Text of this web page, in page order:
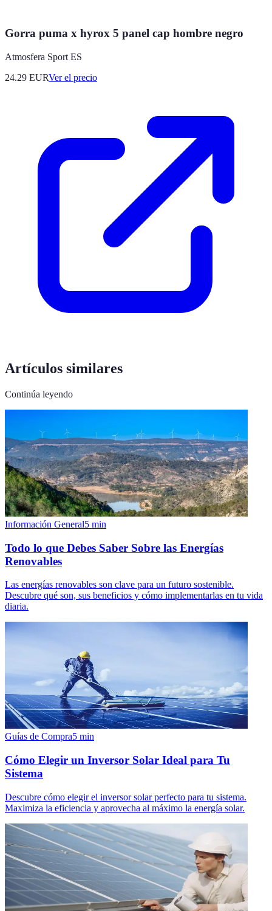
Gorra puma x hyrox 5 panel cap hombre negro
Atmosfera Sport ES
24.29 EURVer el precio
Artículos similares
Continúa leyendo
Información General5 min
Todo lo que Debes Saber Sobre las Energías
Renovables
Las energías renovables son clave para un futuro sostenible.
Descubre qué son, sus beneficios y cómo implementarlas en tu vida
diaria.
Guías de Compra5 min
Cómo Elegir un Inversor Solar Ideal para Tu
Sistema
Descubre cómo elegir el inversor solar perfecto para tu sistema.
Maximiza la eficiencia y aprovecha al máximo la energía solar.